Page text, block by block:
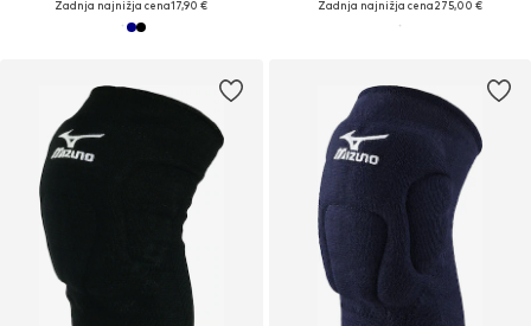
Zadnja najnižja cena17,90 € Zadnja najnižja cena275,00 €